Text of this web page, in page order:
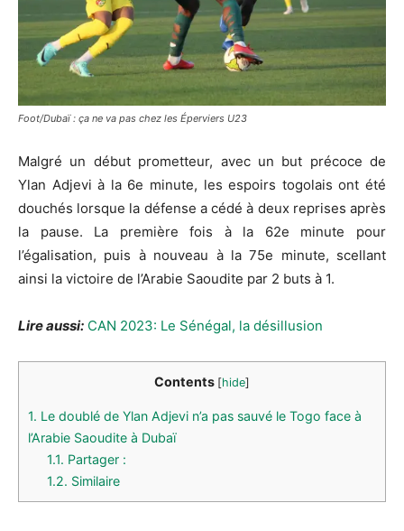
Foot/Dubaï : ça ne va pas chez les Éperviers U23
Malgré un début prometteur, avec un but précoce de
Ylan Adjevi à la 6e minute, les espoirs togolais ont été
douchés lorsque la défense a cédé à deux reprises après
la pause. La première fois à la 62e minute pour
l’égalisation, puis à nouveau à la 75e minute, scellant
ainsi la victoire de l’Arabie Saoudite par 2 buts à 1.
Lire aussi: CAN 2023: Le Sénégal, la désillusion
Contents [hide]
1. Le doublé de Ylan Adjevi n’a pas sauvé le Togo face à
l’Arabie Saoudite à Dubaï
1.1. Partager :
1.2. Similaire